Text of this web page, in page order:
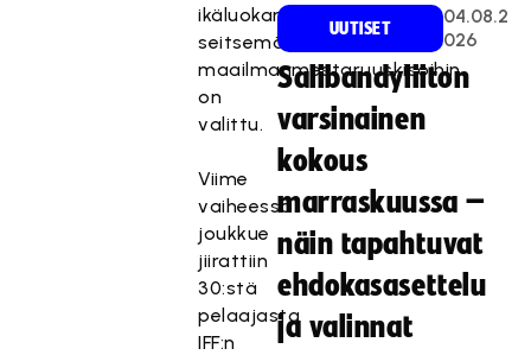
ikäluokan
seitsemänsiin
maailmanmestaruuskisoihin
on
valittu.
Viime
vaiheessa
joukkue
jiirattiin
30:stä
pelaajasta
IFF:n
UUTISET
04.08.2
026
Salibandyliiton
varsinainen
kokous
marraskuussa –
näin tapahtuvat
ehdokasasettelu
ja valinnat